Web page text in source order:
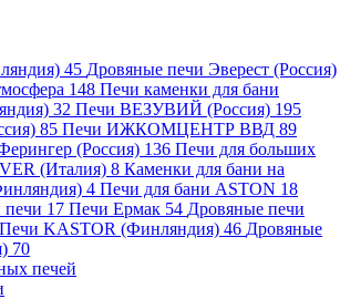
45 Дровяные печи Эверест (Россия)
148 Печи каменки для бани
32 Печи ВЕЗУВИЙ (Россия) 195
85 Печи ИЖКОМЦЕНТР ВВД 89
(Россия) 136 Печи для больших
(Италия) 8 Каменки для бани на
4 Печи для бани ASTON 18
печи 17 Печи Ермак 54 Дровяные печи
Печи KASTOR (Финляндия) 46 Дровяные
70
печей